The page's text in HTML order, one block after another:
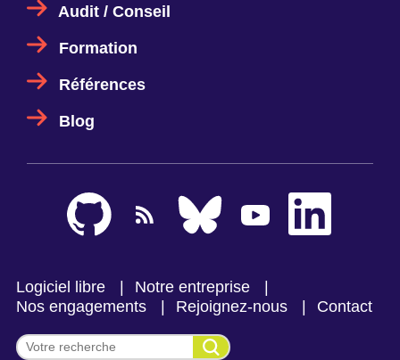
Audit / Conseil
Formation
Références
Blog
Logiciel libre
Notre entreprise
Nos engagements
Rejoignez-nous Contact
Effectuer une recherche